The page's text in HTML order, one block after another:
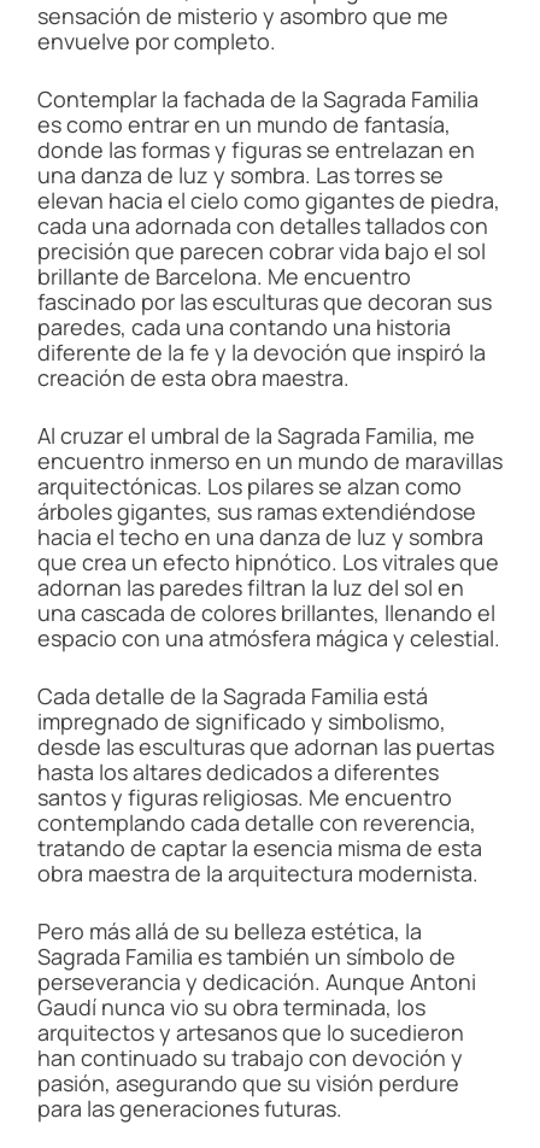
sensación de misterio y asombro que me
envuelve por completo.
Contemplar la fachada de la Sagrada Familia
es como entrar en un mundo de fantasía,
donde las formas y figuras se entrelazan en
una danza de luz y sombra. Las torres se
elevan hacia el cielo como gigantes de piedra,
cada una adornada con detalles tallados con
precisión que parecen cobrar vida bajo el sol
brillante de Barcelona. Me encuentro
fascinado por las esculturas que decoran sus
paredes, cada una contando una historia
diferente de la fe y la devoción que inspiró la
creación de esta obra maestra.
Al cruzar el umbral de la Sagrada Familia, me
encuentro inmerso en un mundo de maravillas
arquitectónicas. Los pilares se alzan como
árboles gigantes, sus ramas extendiéndose
hacia el techo en una danza de luz y sombra
que crea un efecto hipnótico. Los vitrales que
adornan las paredes filtran la luz del sol en
una cascada de colores brillantes, llenando el
espacio con una atmósfera mágica y celestial.
Cada detalle de la Sagrada Familia está
impregnado de significado y simbolismo,
desde las esculturas que adornan las puertas
hasta los altares dedicados a diferentes
santos y figuras religiosas. Me encuentro
contemplando cada detalle con reverencia,
tratando de captar la esencia misma de esta
obra maestra de la arquitectura modernista.
Pero más allá de su belleza estética, la
Sagrada Familia es también un símbolo de
perseverancia y dedicación. Aunque Antoni
Gaudí nunca vio su obra terminada, los
arquitectos y artesanos que lo sucedieron
han continuado su trabajo con devoción y
pasión, asegurando que su visión perdure
para las generaciones futuras.